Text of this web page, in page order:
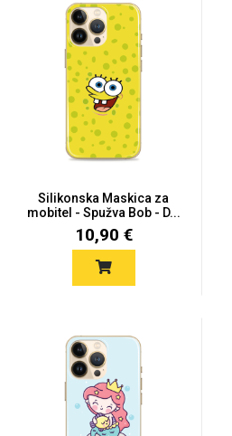
Silikonska Maskica za
mobitel - Spužva Bob - D...
10,90 €